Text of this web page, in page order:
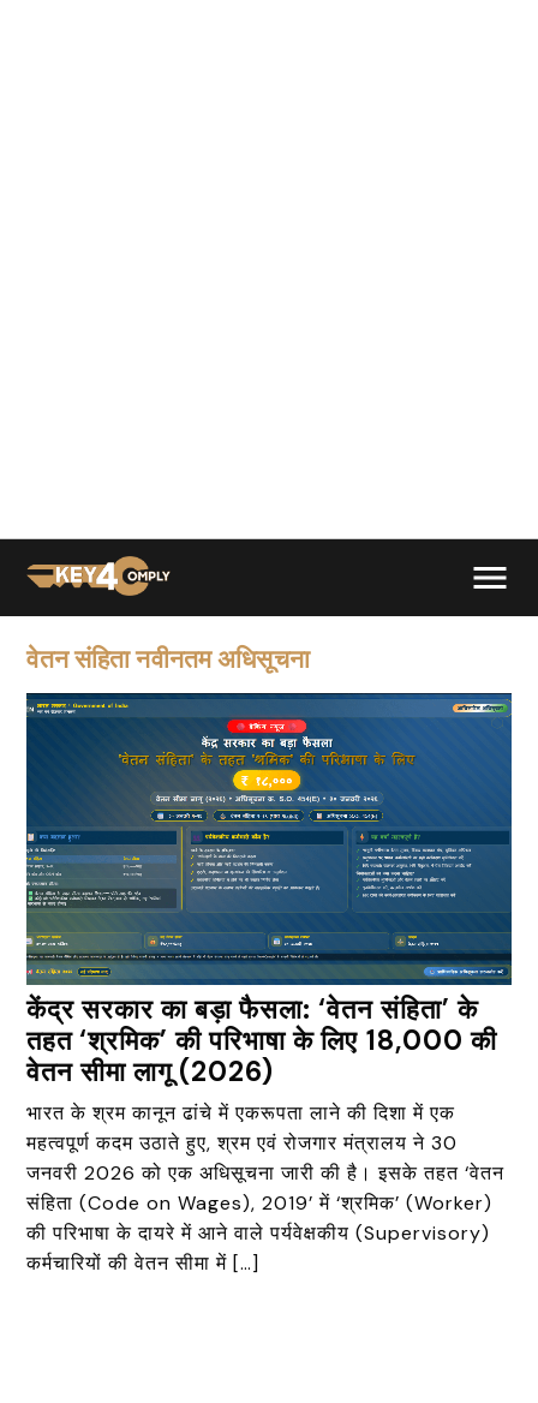
वेतन संहिता नवीनतम अधिसूचना
केंद्र सरकार का बड़ा फैसला: ‘वेतन संहिता’ के
तहत ‘श्रमिक’ की परिभाषा के लिए ₹18,000 की
वेतन सीमा लागू (2026)
भारत के श्रम कानून ढांचे में एकरूपता लाने की दिशा में एक
महत्वपूर्ण कदम उठाते हुए, श्रम एवं रोजगार मंत्रालय ने 30
जनवरी 2026 को एक अधिसूचना जारी की है। इसके तहत ‘वेतन
संहिता (Code on Wages), 2019’ में ‘श्रमिक’ (Worker)
की परिभाषा के दायरे में आने वाले पर्यवेक्षकीय (Supervisory)
कर्मचारियों की वेतन सीमा में […]